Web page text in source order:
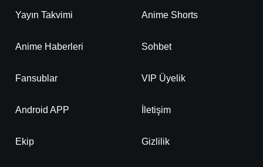
Yayın Takvimi Anime Shorts
Anime Haberleri Sohbet
Fansublar VIP Üyelik
Android APP İletişim
Ekip Gizlilik